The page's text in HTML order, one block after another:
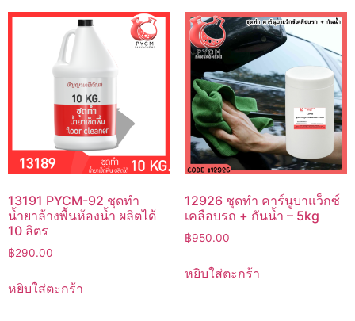
13191 PYCM-92 ชุดทำ
น้ำยาล้างพื้นห้องน้ำ ผลิตได้
10 ลิตร
฿290.00
หยิบใส่ตะกร้า
12926 ชุดทำ คาร์นูบาแว็กซ์
เคลือบรถ + กันน้ำ – 5kg
฿950.00
หยิบใส่ตะกร้า